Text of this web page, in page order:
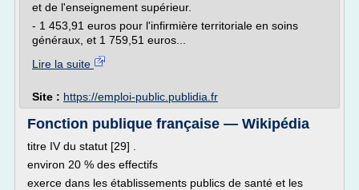
et de l'enseignement supérieur.
- 1 453,91 euros pour l'infirmière territoriale en soins
généraux, et 1 759,51 euros...
Lire la suite
Site : https://emploi-public.publidia.fr
Fonction publique française — Wikipédia
titre IV du statut [29] .
environ 20 % des effectifs
exerce dans les établissements publics de santé et les